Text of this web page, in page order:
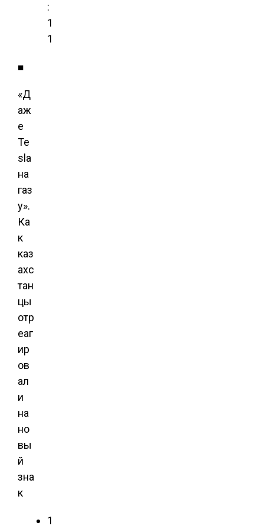
:
1
1
■
«Д
аж
е
Te
sla
на
газ
у».
Ка
к
каз
ахс
тан
цы
отр
еаг
ир
ов
ал
и
на
но
вы
й
зна
к
1